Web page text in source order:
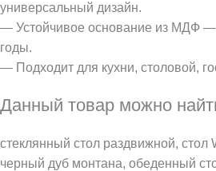
универсальный дизайн.
— Устойчивое основание из МДФ —
годы.
— Подходит для кухни, столовой,
Данный товар можно
стеклянный стол раздвижной, стол
черный дуб монтана, обеденный